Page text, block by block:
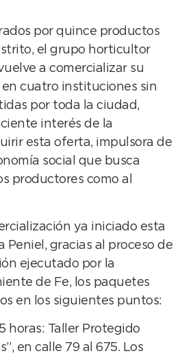
por quince productos
el grupo horticultor
a comercializar su
cuatro instituciones sin
por toda la ciudad,
interés de la
esta oferta, impulsora de
social que busca
productores como al
ya iniciado esta
Peniel, gracias al proceso de
ejecutado por la
de Fe, los paquetes
en los siguientes puntos:
horas: Taller Protegido
en calle 79 al 675. Los